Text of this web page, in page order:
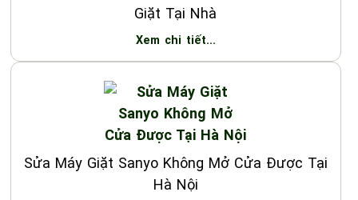
Giặt Tại Nhà
Xem chi tiết...
Sửa Máy Giặt Sanyo Không Mở Cửa Được Tại
Hà Nội